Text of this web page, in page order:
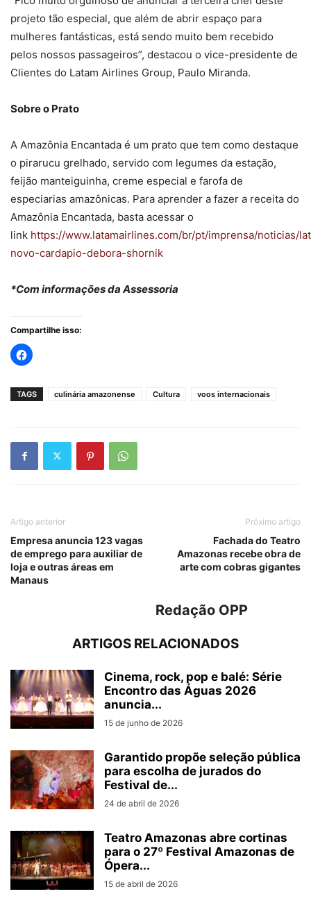
projeto tão especial, que além de abrir espaço para
mulheres fantásticas, está sendo muito bem recebido
pelos nossos passageiros”, destacou o vice-presidente de
Clientes do Latam Airlines Group, Paulo Miranda.
Sobre o Prato
A Amazônia Encantada é um prato que tem como destaque
o pirarucu grelhado, servido com legumes da estação,
feijão manteiguinha, creme especial e farofa de
especiarias amazônicas. Para aprender a fazer a receita do
Amazônia Encantada, basta acessar o
link https://www.latamairlines.com/br/pt/imprensa/noticias/
novo-cardapio-debora-shornik
*Com informações da Assessoria
Compartilhe isso:
TAGS culinária amazonense Cultura voos internacionais
Artigo anterior
Empresa anuncia 123 vagas
de emprego para auxiliar de
loja e outras áreas em
Manaus
Próximo artigo
Fachada do Teatro
Amazonas recebe obra de
arte com cobras gigantes
Redação OPP
ARTIGOS RELACIONADOS
Cinema, rock, pop e balé: Série
Encontro das Águas 2026
anuncia...
15 de junho de 2026
Garantido propõe seleção pública
para escolha de jurados do
Festival de...
24 de abril de 2026
Teatro Amazonas abre cortinas
para o 27º Festival Amazonas de
Ópera...
15 de abril de 2026